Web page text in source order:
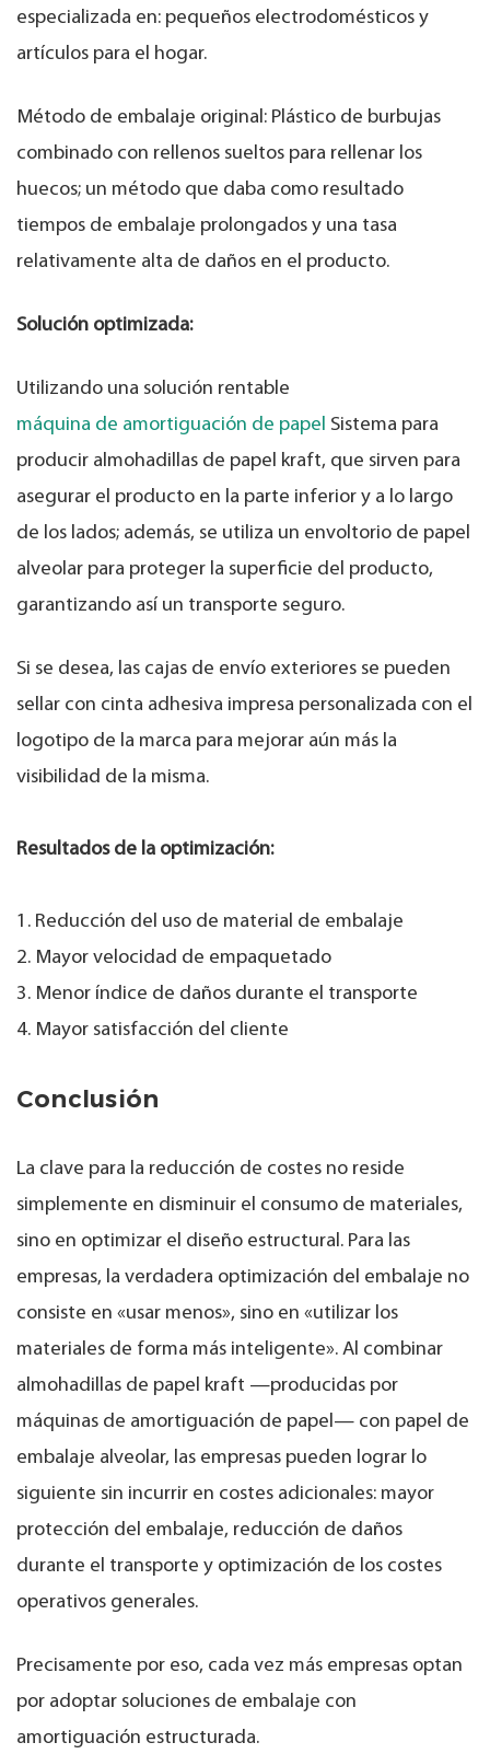
especializada en: pequeños electrodomésticos y
artículos para el hogar.
Método de embalaje original: Plástico de burbujas
combinado con rellenos sueltos para rellenar los
huecos; un método que daba como resultado
tiempos de embalaje prolongados y una tasa
relativamente alta de daños en el producto.
Solución optimizada:
Utilizando una solución rentable
máquina de amortiguación de papel Sistema para
producir almohadillas de papel kraft, que sirven para
asegurar el producto en la parte inferior y a lo largo
de los lados; además, se utiliza un envoltorio de papel
alveolar para proteger la superficie del producto,
garantizando así un transporte seguro.
Si se desea, las cajas de envío exteriores se pueden
sellar con cinta adhesiva impresa personalizada con el
logotipo de la marca para mejorar aún más la
visibilidad de la misma.
Resultados de la optimización:
1. Reducción del uso de material de embalaje
2. Mayor velocidad de empaquetado
3. Menor índice de daños durante el transporte
4. Mayor satisfacción del cliente
Conclusión
La clave para la reducción de costes no reside
simplemente en disminuir el consumo de materiales,
sino en optimizar el diseño estructural. Para las
empresas, la verdadera optimización del embalaje no
consiste en «usar menos», sino en «utilizar los
materiales de forma más inteligente». Al combinar
almohadillas de papel kraft —producidas por
máquinas de amortiguación de papel— con papel de
embalaje alveolar, las empresas pueden lograr lo
siguiente sin incurrir en costes adicionales: mayor
protección del embalaje, reducción de daños
durante el transporte y optimización de los costes
operativos generales.
Precisamente por eso, cada vez más empresas optan
por adoptar soluciones de embalaje con
amortiguación estructurada.